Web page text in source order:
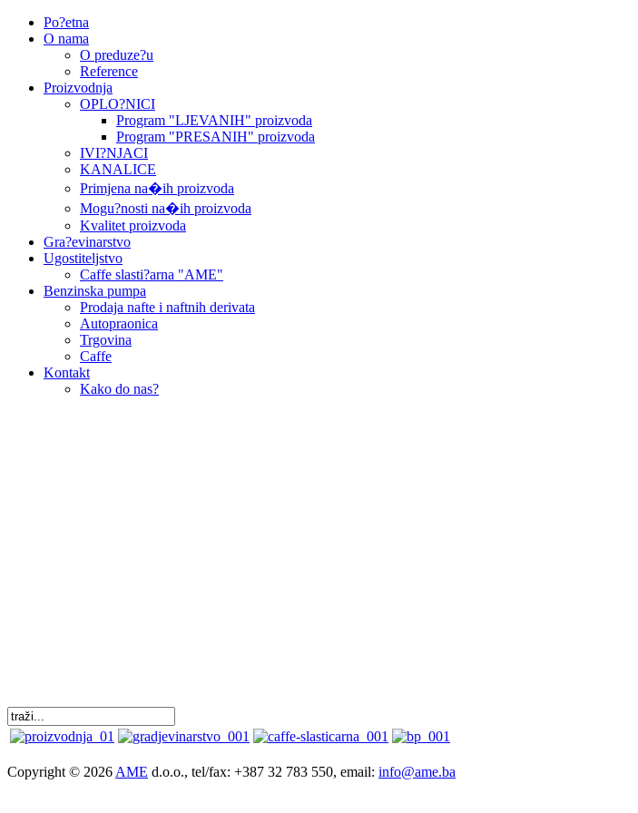
Po?etna
O nama
O preduze?u
Reference
Proizvodnja
OPLO?NICI
Program "LJEVANIH" proizvoda
Program "PRESANIH" proizvoda
IVI?NJACI
KANALICE
Primjena na�ih proizvoda
Mogu?nosti na�ih proizvoda
Kvalitet proizvoda
Gra?evinarstvo
Ugostiteljstvo
Caffe slasti?arna "AME"
Benzinska pumpa
Prodaja nafte i naftnih derivata
Autopraonica
Trgovina
Caffe
Kontakt
Kako do nas?
Copyright © 2026 AME d.o.o., tel/fax: +387 32 783 550, email: info@ame.ba